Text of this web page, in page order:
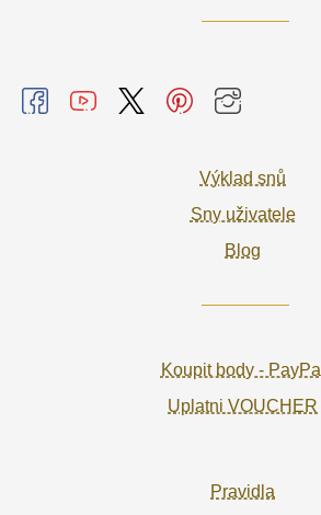
Výklad snů
Sny uživatele
Blog
Koupit body - PayPal
Uplatni VOUCHER
Pravidla